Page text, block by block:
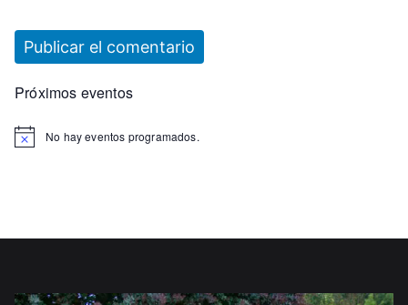
Próximos eventos
No hay eventos programados.